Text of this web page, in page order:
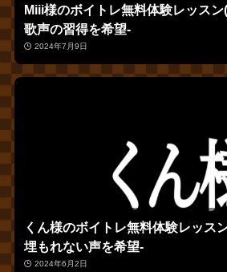
Miii様のボイトレ無料体験レッスン
歌声の習得を希望‐
2024年7月9日
くん様のボイトレ無料体験レッス
埋もれない声を希望‐
2024年6月2日